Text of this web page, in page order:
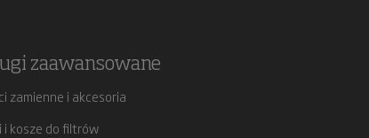
zaawansowane
zamienne i akcesoria
i kosze do filtrów